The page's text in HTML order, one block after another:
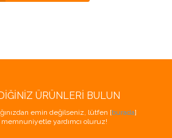
ÜRÜNLERI BULUN
emin değilseniz, lütfen [burada]
yardımcı oluruz!